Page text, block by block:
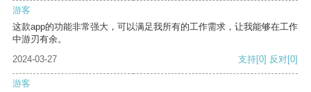
游客
这款app的功能非常强大，可以满足我所有的工作需求，让我能够在工作
中游刃有余。
2024-03-27
支持[0] 反对[0]
游客